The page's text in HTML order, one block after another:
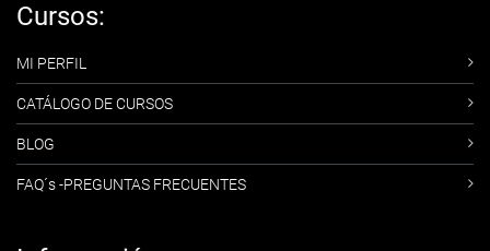
Cursos:
MI PERFIL
CATÁLOGO DE CURSOS
BLOG
FAQ´s -PREGUNTAS FRECUENTES